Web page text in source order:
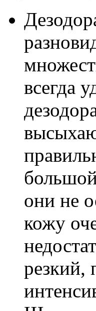
всегда
они не
кожу
резкий,